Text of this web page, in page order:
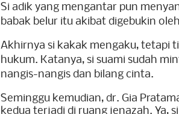
Si adik yang mengantar pun
babak belur itu akibat digebukin
Akhirnya si kakak mengaku, tetapi
hukum. Katanya, si suami sudah
nangis-nangis dan bilang cinta.
Seminggu kemudian, dr. Gia
kedua terjadi di ruang jenazah. Ya,